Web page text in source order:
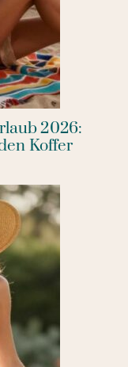
2026:
Koffer